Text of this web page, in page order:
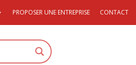
PROPOSER UNE ENTREPRISE CONTACT